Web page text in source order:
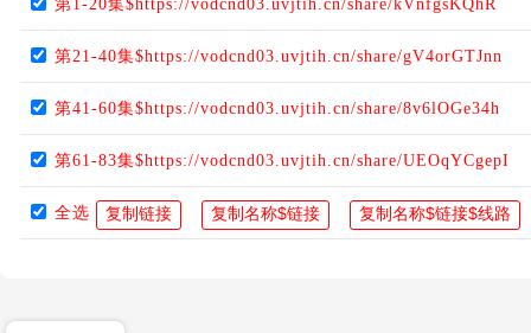
第1-20集$https://vodcnd03.uvjtih.cn/share/kVnfgsKQhR
第21-40集$https://vodcnd03.uvjtih.cn/share/gV4orGTJnn
第41-60集$https://vodcnd03.uvjtih.cn/share/8v6lOGe34h
第61-83集$https://vodcnd03.uvjtih.cn/share/UEOqYCgepI
全选